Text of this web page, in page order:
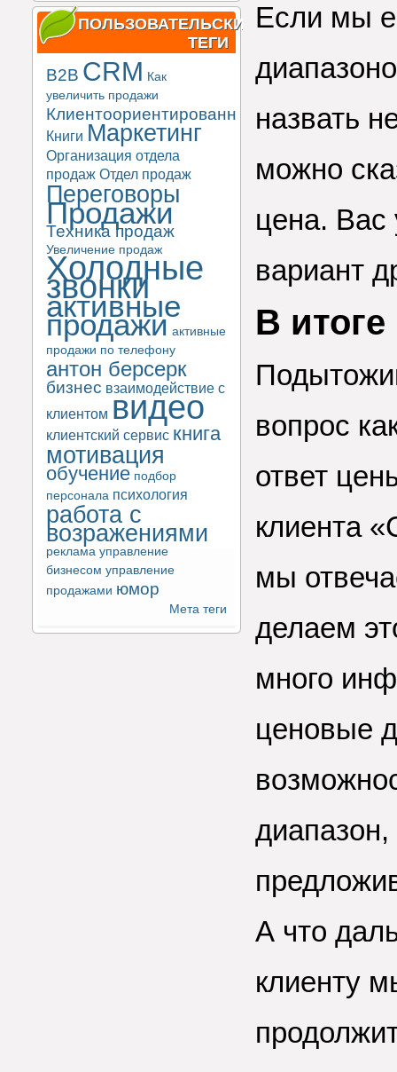
ПОЛЬЗОВАТЕЛЬСКИЕ
ТЕГИ
B2B CRM Как
увеличить продажи
Клиентоориентированность
Книги Маркетинг
Организация отдела
продаж Отдел продаж
Переговоры
Продажи
Техника продаж
Увеличение продаж
Холодные
звонки
активные
продажи активные
продажи по телефону
антон берсерк
бизнес взаимодействие с
клиентом видео
клиентский сервис книга
мотивация
обучение подбор
персонала психология
работа с
возражениями
реклама управление
бизнесом управление
продажами юмор
Мета теги
Если мы
назвать
можно
цена. Вас
вариант
В итоге
вопрос
ответ
клиента
мы
делаем
много
ценовые
А что
клиенту